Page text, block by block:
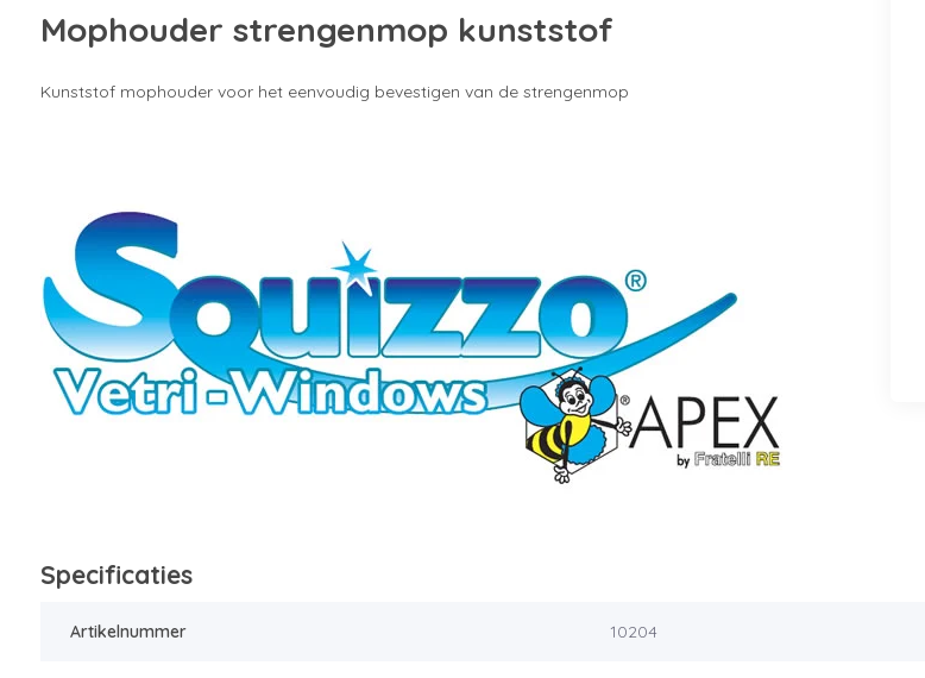
Mophouder strengenmop kunststof
Kunststof mophouder voor het eenvoudig bevestigen van de strengenmop
Specificaties
Artikelnummer 10204